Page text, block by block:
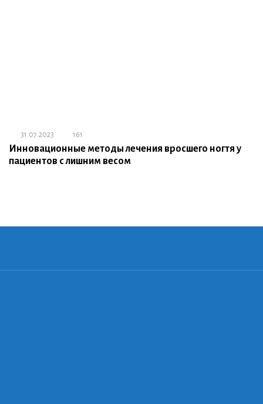
31.07.2023 161
Инновационные методы лечения вросшего ногтя у
пациентов с лишним весом